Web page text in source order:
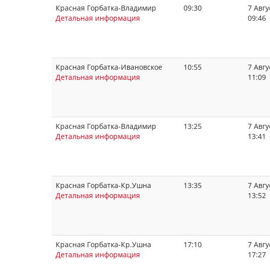
Красная Горбатка-Владимир
Детальная информация
09:30
7
09:46
Красная Горбатка-Ивановское
Детальная информация
10:55
7
11:09
Красная Горбатка-Владимир
Детальная информация
13:25
7
13:41
Красная Горбатка-Кр.Ушна
Детальная информация
13:35
7
13:52
Красная Горбатка-Кр.Ушна
Детальная информация
17:10
7
17:27